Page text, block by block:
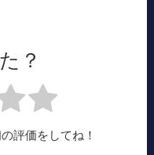
？
評価をしてね！